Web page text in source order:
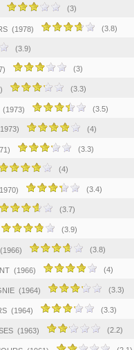
(3)
(1978) (3.8)
(3.9)
(3)
(3.3)
(1973) (3.5)
(4)
(3.3)
(4)
(3.4)
(3.7)
(3.9)
(1966) (3.8)
(1966) (4)
(1964) (3.3)
(1964) (3.3)
(1963) (2.2)